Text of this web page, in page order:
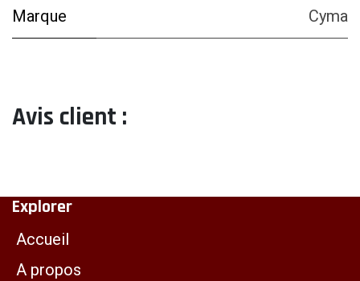
Marque Cyma
Avis client :
Explorer
Accueil
A propos